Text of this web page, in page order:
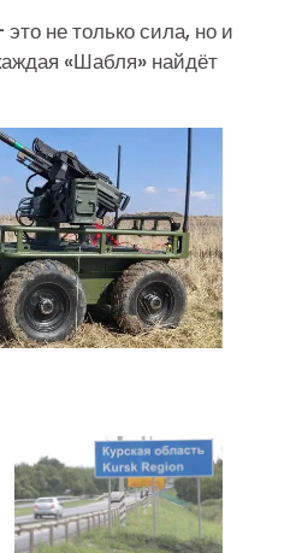
не только сила, но и
«Шабля» найдёт